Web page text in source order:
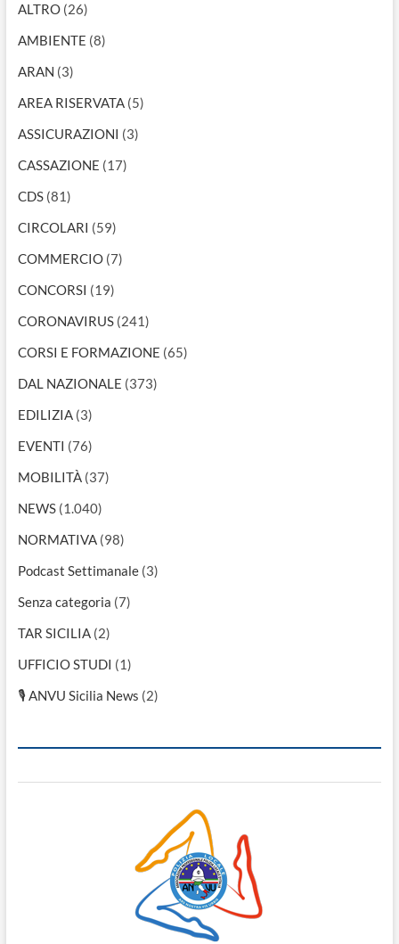
ALTRO(26)
AMBIENTE (8)
ARAN (3)
AREA RISERVATA(5)
ASSICURAZIONI (3)
CASSAZIONE (17)
CDS(81)
CIRCOLARI (59)
COMMERCIO(7)
CONCORSI (19)
CORONAVIRUS(241)
CORSI E FORMAZIONE (65)
DAL NAZIONALE (373)
EDILIZIA(3)
EVENTI (76)
MOBILITÀ(37)
NEWS(1.040)
NORMATIVA(98)
Podcast Settimanale(3)
Senza categoria (7)
TAR SICILIA(2)
UFFICIO STUDI (1)
🎙 ANVU Sicilia News (2)